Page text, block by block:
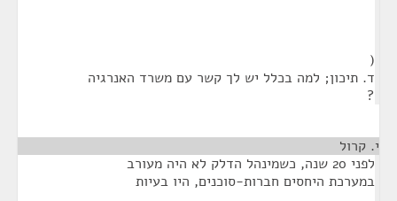
(
ד. תיכון; למה בכלל יש לך קשר עם משרד האנרגיה
?
י. קרול
לפני 20 שנה, כשמינהל הדלק לא היה מעורב
במערכת היחסים חברות-סוכנים, היו בעיות